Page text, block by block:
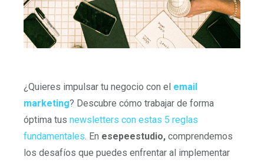
¿Quieres impulsar tu negocio con el email
marketing? Descubre cómo trabajar de forma
óptima tus newsletters con estas 5 reglas
fundamentales. En esepeestudio, comprendemos
los desafíos que puedes enfrentar al implementar